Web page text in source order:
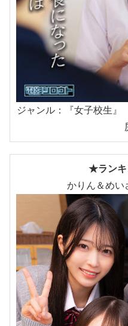
ジャンル：『女子校生』
★ラン
かりん＆めい